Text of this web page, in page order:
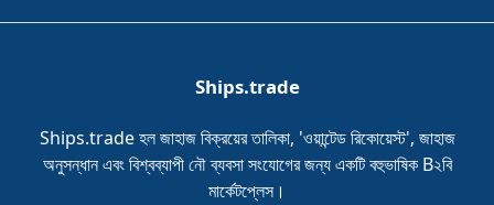
Ships.trade
Ships.trade হল জাহাজ বিক্রয়ের তালিকা, 'ওয়ান্টেড রিকোয়েস্ট', জাহাজ
অনুসন্ধান এবং বিশ্বব্যাপী নৌ ব্যবসা সংযোগের জন্য একটি বহুভাষিক B২বি
মার্কেটপ্লেস।